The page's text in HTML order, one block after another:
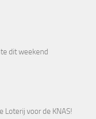
dit weekend
Loterij voor de KNAS!